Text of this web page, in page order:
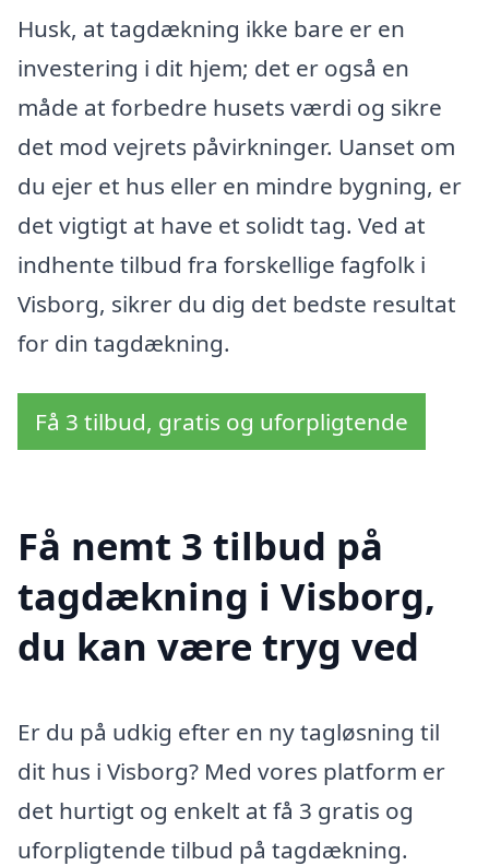
Husk, at tagdækning ikke bare er en
investering i dit hjem; det er også en
måde at forbedre husets værdi og sikre
det mod vejrets påvirkninger. Uanset om
du ejer et hus eller en mindre bygning, er
det vigtigt at have et solidt tag. Ved at
indhente tilbud fra forskellige fagfolk i
Visborg, sikrer du dig det bedste resultat
for din tagdækning.
Få 3 tilbud, gratis og uforpligtende
Få nemt 3 tilbud på
tagdækning i Visborg,
du kan være tryg ved
Er du på udkig efter en ny tagløsning til
dit hus i Visborg? Med vores platform er
det hurtigt og enkelt at få 3 gratis og
uforpligtende tilbud på tagdækning.